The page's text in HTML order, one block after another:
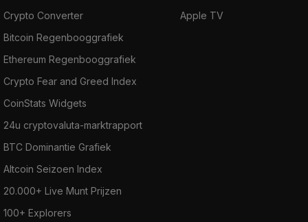
Crypto Converter
Bitcoin Regenbooggrafiek
Ethereum Regenbooggrafiek
Crypto Fear and Greed Index
CoinStats Widgets
24u cryptovaluta-marktrapport
BTC Dominantie Grafiek
Altcoin Seizoen Index
20.000+ Live Munt Prijzen
100+ Explorers
Apple TV